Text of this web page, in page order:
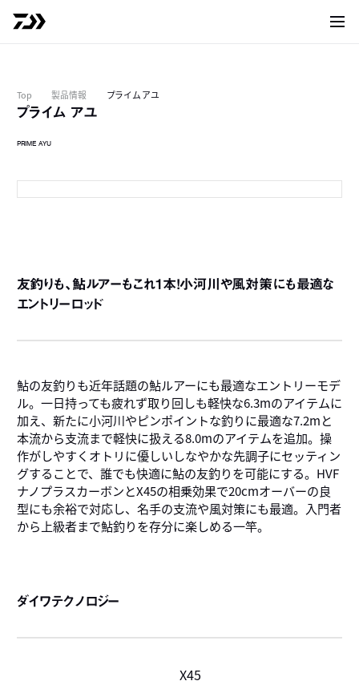
サイ
Top 製品情報 プライム アユ
プライム アユ
PRIME AYU
友釣りも、鮎ルアーもこれ1本！小河川や風対策にも最適な
エントリーロッド
鮎の友釣りも近年話題の鮎ルアーにも最適なエントリーモデ
ル。一日持っても疲れず取り回しも軽快な6.3mのアイテムに
加え、新たに小河川やピンポイントな釣りに最適な7.2mと
本流から支流まで軽快に扱える8.0mのアイテムを追加。操
作がしやすくオトリに優しいしなやかな先調子にセッティン
グすることで、誰でも快適に鮎の友釣りを可能にする。HVF
ナノプラスカーボンとX45の相乗効果で20cmオーバーの良
型にも余裕で対応し、名手の支流や風対策にも最適。入門者
から上級者まで鮎釣りを存分に楽しめる一竿。
ダイワテクノロジー
X45